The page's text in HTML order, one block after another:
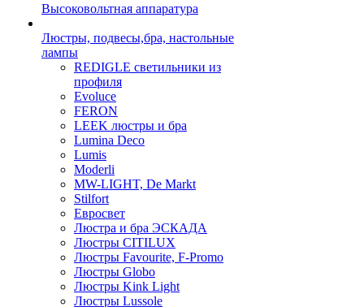
Высоковольтная аппаратура
Люстры, подвесы,бра, настольные
лампы
REDIGLE светильники из
профиля
Evoluce
FERON
LEEK люстры и бра
Lumina Deco
Lumis
Moderli
MW-LIGHT, De Markt
Stilfort
Евросвет
Люстра и бра ЭСКАДА
Люстры CITILUX
Люстры Favourite, F-Promo
Люстры Globo
Люстры Kink Light
Люстры Lussole